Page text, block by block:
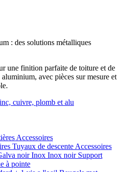
: des solutions métalliques
une finition parfaite de toiture et de
avec pièces sur mesure et
cuivre, plomb et alu
Accessoires
Tuyaux de descente Accessoires
noirInox Inox noir Support
à pointe